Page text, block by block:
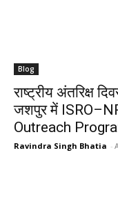
Blog
राष्ट्रीय अंतरिक्ष
जशपुर में
Outreach
Ravindra Singh Bhatia -